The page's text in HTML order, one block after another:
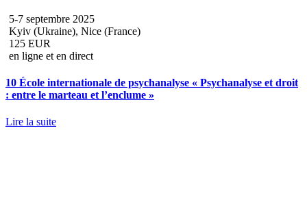
5-7 septembre 2025
Kyiv (Ukraine), Nice (France)
125 EUR
en ligne et en direct
10 École internationale de psychanalyse « Psychanalyse et droit
: entre le marteau et l’enclume »
Lire la suite